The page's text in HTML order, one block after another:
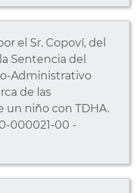
el Sr. Copoví, del
Sentencia del
Administrativo
de las
un niño con TDHA.
000021-00 -